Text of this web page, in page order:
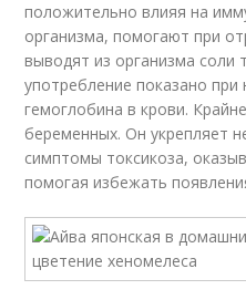
положительно влияя на
организма, помогают при
выводят из организма
употребление показано
гемоглобина в крови.
беременных. Он укрепляет
симптомы токсикоза,
помогая избежать